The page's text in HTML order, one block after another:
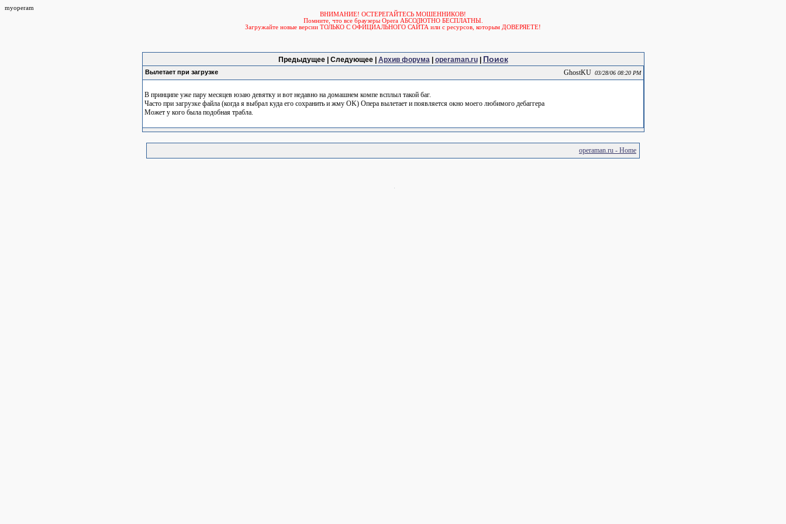
myoperam
ВНИМАНИЕ! ОСТЕРЕГАЙТЕСЬ МОШЕННИКОВ!
Помните, что все браузеры Opera АБСОЛЮТНО БЕСПЛАТНЫ.
Загружайте новые версии ТОЛЬКО С ОФИЦИАЛЬНОГО САЙТА или с ресурсов, которым ДОВЕРЯЕТЕ!
Предыдущее | Следующее | Архив форума| operaman.ru| Поиск
Вылетает при загрузке GhostKU 03/28/06 08:20 PM
В принципе уже пару месяцев юзаю девятку и вот недавно на домашнем компе всплыл такой баг.
Часто при загрузке файла (когда я выбрал куда его сохранить и жму OK) Опера вылетает и появляется окно моего любимого дебаггера
Может у кого была подобная трабла.
operaman.ru - Home